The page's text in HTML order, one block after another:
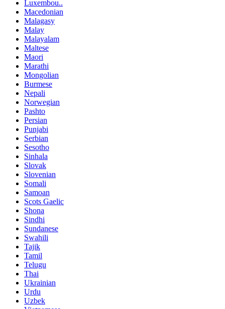
Luxembou..
Macedonian
Malagasy
Malay
Malayalam
Maltese
Maori
Marathi
Mongolian
Burmese
Nepali
Norwegian
Pashto
Persian
Punjabi
Serbian
Sesotho
Sinhala
Slovak
Slovenian
Somali
Samoan
Scots Gaelic
Shona
Sindhi
Sundanese
Swahili
Tajik
Tamil
Telugu
Thai
Ukrainian
Urdu
Uzbek